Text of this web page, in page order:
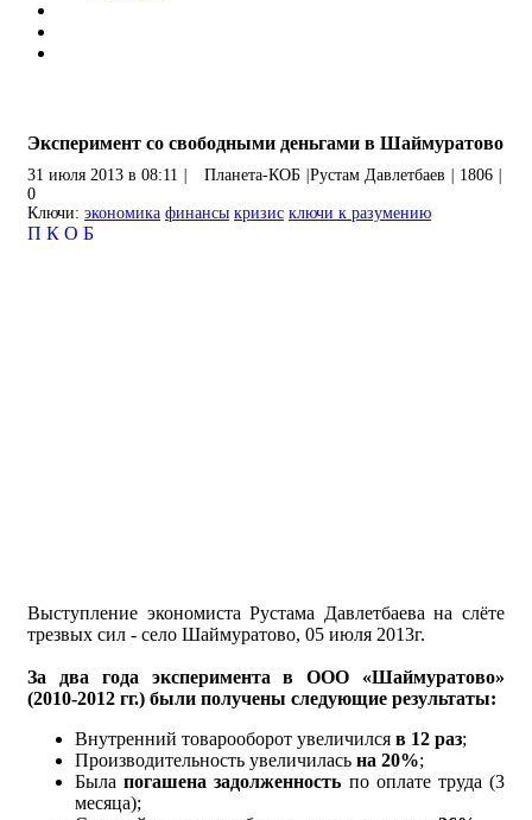
Эксперимент со свободными деньгами в Шаймуратово
31 июля 2013 в 08:11 Планета-КОБ Рустам Давлетбаев 1806
0
Ключи: экономика финансы кризис ключи к разумению
П К О Б
Выступление экономиста Рустама Давлетбаева на слёте
трезвых сил - село Шаймуратово, 05 июля 2013г.
За два года эксперимента вООО «Шаймуратово»
(2010-2012 гг.) были получены следующие результаты:
Внутренний товарооборот увеличился в 12 раз;
Производительность увеличилась на 20%;
Былапогашена задолженность по оплате труда (3
месяца);